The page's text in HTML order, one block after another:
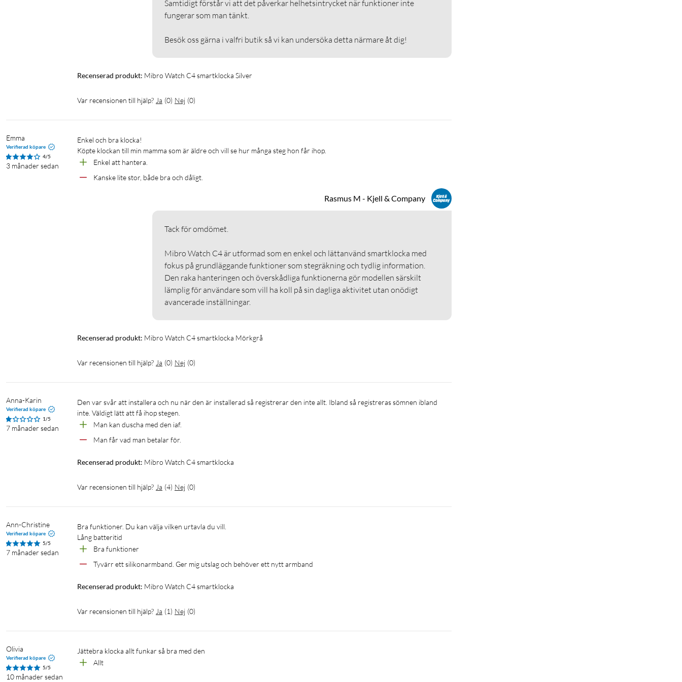
Samtidigt förstår vi att det påverkar helhetsintrycket när funktioner inte
fungerar som man tänkt.
Besök oss gärna i valfri butik så vi kan undersöka detta närmare åt dig!
Recenserad produkt: Mibro Watch C4 smartklocka Silver
Var recensionen till hjälp? Ja (0) Nej (0)
Emma
Verifierad köpare
4/5
3 månader sedan
Enkel och bra klocka!
Köpte klockan till min mamma som är äldre och vill se hur många steg hon får ihop.
Enkel att hantera.
Kanske lite stor, både bra och dåligt.
Rasmus M - Kjell & Company
Tack för omdömet.
Mibro Watch C4 är utformad som en enkel och lättanvänd smartklocka med
fokus på grundläggande funktioner som stegräkning och tydlig information.
Den raka hanteringen och överskådliga funktionerna gör modellen särskilt
lämplig för användare som vill ha koll på sin dagliga aktivitet utan onödigt
avancerade inställningar.
Recenserad produkt: Mibro Watch C4 smartklocka Mörkgrå
Var recensionen till hjälp? Ja (0) Nej (0)
Anna-Karin
Verifierad köpare
1/5
7 månader sedan
Den var svår att installera och nu när den är installerad så registrerar den inte allt. Ibland så registreras sömnen ibland
inte. Väldigt lätt att få ihop stegen.
Man kan duscha med den iaf.
Man får vad man betalar för.
Recenserad produkt: Mibro Watch C4 smartklocka
Var recensionen till hjälp? Ja (4) Nej (0)
Ann-Christine
Verifierad köpare
5/5
7 månader sedan
Bra funktioner. Du kan välja vilken urtavla du vill.
Lång batteritid
Bra funktioner
Tyvärr ett silikonarmband. Ger mig utslag och behöver ett nytt armband
Recenserad produkt: Mibro Watch C4 smartklocka
Var recensionen till hjälp? Ja (1) Nej (0)
Olivia
Verifierad köpare
5/5
10 månader sedan
Jättebra klocka allt funkar så bra med den
Allt